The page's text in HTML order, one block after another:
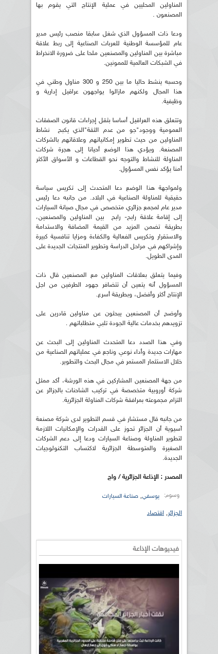
المناولين المحليين في عملية الإنتاج التي يقوم بها
المصنعون .
ودعا ذات المسؤول الذي شغل سابقا منصب رئيس مدير
عام للمؤسسة الوطنية للعربات الصناعية إلى ربط علاقة
مباشرة بين المناولين والمصنعين ملحا على ضرورة الانخراط
في الشبكات العالمية للممونين.
وحسبه ينشط حاليا ما بين 250 و 300 مناول وطني في
هذا المجال ولكنهم مازالوا يواجهون عراقيل إدارية و
وظيفية.
وتتعلق هذه العراقيل أساسا بثقل إجراءات قانون الصفقات
العمومية ووجود"جو من عدم الثقة"الذي يكبح نشاط
المناولين من حيث تطوير إمكانياتهم وعلاقاتهم بالشركات
المصنعة. ويؤدي هذا الوضع أحيانا إلى هجرة شركات
المناولة للنشاط والتوجه نحو القطاعات و الأسواق الأكثر
أمنا يؤكد نفس المسؤول.
ولمواجهة هذا الوضع دعا المتحدث إلى تكريس سياسة
حقيقية للمناولة الصناعية في البلاد. من جانبه دعا رئيس
مدير عام لمجمع جزائري متخصص في مجال صيانة السيارات
إلى إقامة علاقة رابح- رابح بين المناولين والمصنعين،
بطريقة تضمن المزيد من القيمة المضافة والاستدامة
والاستقرار وتكريس الفعالية والكفاءة ومزايا تنافسية كبيرة
وإشراكهم في مراحل الدراسة وتطوير المنتجات الجديدة على
المدى الطويل.
وفيما يتعلق بعلاقات المناولين مع المصنعين قال ذات
المسؤول أنه يتعين أن تتضافر جهود الطرفين من اجل
الإنتاج أكثر وأفضل، وبطريقة أسرع.
وأوضح أن المصنعين يبحثون عن مناولين قادرين على
تزويدهم بخدمات عالية الجودة تلبي متطلباتهم .
وفي هذا الصدد دعا المتحدث المناولين إلى البحث عن
مهارات جديدة وأداء نوعي وناجع في عملياتهم الصناعية من
خلال الاستثمار المستمر في مجال البحث والتطوير.
من جهة المصنعين المشاركين في هذه الورشة، أكد ممثل
شركة أوروبية متخصصة في تركيب الشاحنات بالجزائر عن
التزام مجموعته بمرافقة شركات المناولة الجزائرية.
من جانبه قال مستشار في قسم التطوير لدى شركة مصنعة
آسيوية أن الجزائر تحوز على القدرات والإمكانيات اللازمة
لتطوير المناولة وصناعة السيارات ودعا إلى دعم الشركات
الصغيرة والمتوسطة الجزائرية لاكتساب التكنولوجيات
الجديدة.
المصدر : الإذاعة الجزائرية / واج
وسوم: يوسفي, صناعة السيارات
الجزائر, اقتصاد
فيديوهات الإذاعة